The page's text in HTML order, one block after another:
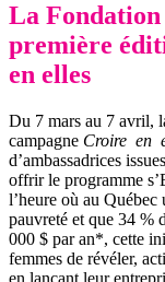
La
première
en elles
Du 7 mars au 7 avril,
campagne Croire en
d’ambassadrices
offrir le programme
l’heure où au
pauvreté et que 34 %
000 $ par an*, cette
femmes de révéler,